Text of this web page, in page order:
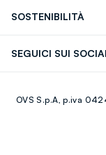
Giftcard
SOSTENIBILITÀ
SEGUICI SUI
Youtube
OVS S.p.A, p.iva